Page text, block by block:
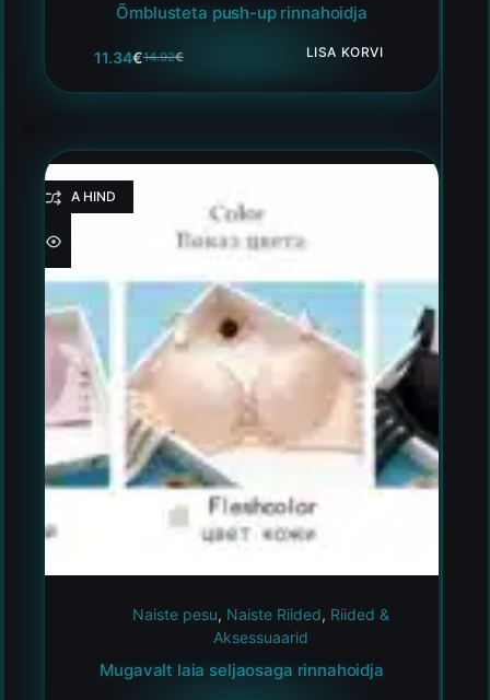
Õmblusteta push-up rinnahoidja
14.92€
11.34€ LISA KORVI
HEA HIND
Naiste pesu, Naiste Riided, Riided &
Aksessuaarid
Mugavalt laia seljaosaga rinnahoidja